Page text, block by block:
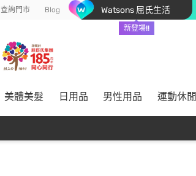
查詢門市 Blog Watsons 屈氏生活
新登場!!
美體美髮 日用品 男性用品 運動休閒